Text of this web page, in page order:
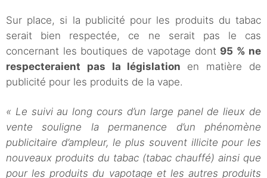
Sur place, si la publicité pour les produits du tabac
serait bien respectée, ce ne serait pas le cas
concernant les boutiques de vapotage dont 95 % ne
respecteraient pas la législation en matière de
publicité pour les produits de la vape.
« Le suivi au long cours d’un large panel de lieux de
vente souligne la permanence d’un phénomène
publicitaire d’ampleur, le plus souvent illicite pour les
nouveaux produits du tabac (tabac chauffé) ainsi que
pour les produits du vapotage et les autres produits